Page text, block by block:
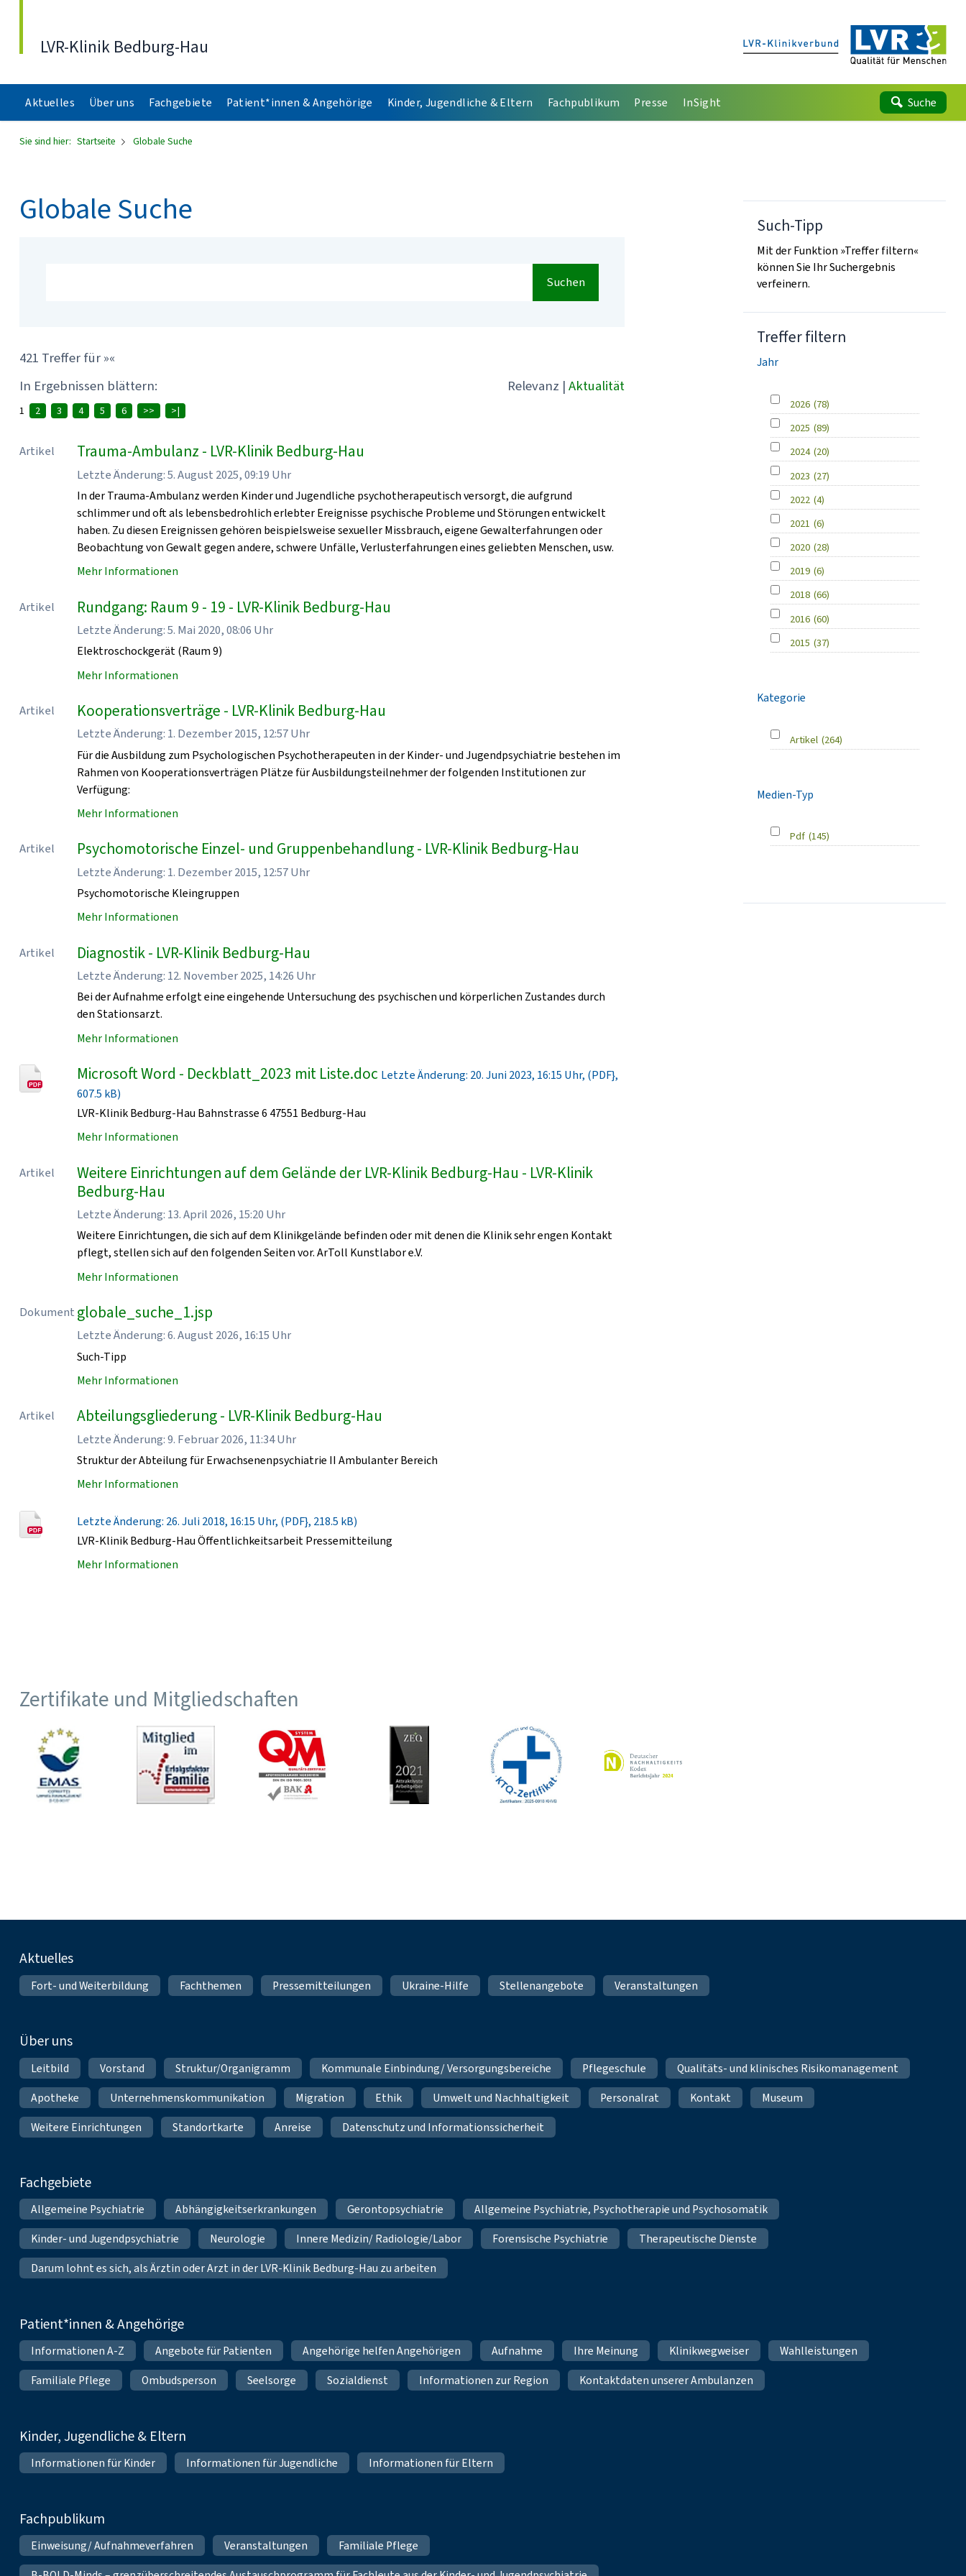
LVR-Klinik Bedburg-Hau
Aktuelles Über uns Fachgebiete Patient*innen & Angehörige Kinder, Jugendliche & Eltern Fachpublikum Presse InSight Suche
Sie sind hier: Startseite Globale Suche
Globale Suche
Suchen
421 Treffer für »«
In Ergebnissen blättern:
Relevanz | Aktualität
1 2 3 4 5 6 >> >|
Artikel Trauma-Ambulanz - LVR-Klinik Bedburg-Hau
Letzte Änderung: 5. August 2025, 09:19 Uhr
In der Trauma-Ambulanz werden Kinder und Jugendliche psychotherapeutisch versorgt, die aufgrund
schlimmer und oft als lebensbedrohlich erlebter Ereignisse psychische Probleme und Störungen entwickelt
haben. Zu diesen Ereignissen gehören beispielsweise sexueller Missbrauch, eigene Gewalterfahrungen oder
Beobachtung von Gewalt gegen andere, schwere Unfälle, Verlusterfahrungen eines geliebten Menschen, usw.
Mehr Informationen
Artikel Rundgang: Raum 9 - 19 - LVR-Klinik Bedburg-Hau
Letzte Änderung: 5. Mai 2020, 08:06 Uhr
Elektroschockgerät (Raum 9)
Mehr Informationen
Artikel Kooperationsverträge - LVR-Klinik Bedburg-Hau
Letzte Änderung: 1. Dezember 2015, 12:57 Uhr
Für die Ausbildung zum Psychologischen Psychotherapeuten in der Kinder- und Jugendpsychiatrie bestehen im
Rahmen von Kooperationsverträgen Plätze für Ausbildungsteilnehmer der folgenden Institutionen zur
Verfügung:
Mehr Informationen
Artikel Psychomotorische Einzel- und Gruppenbehandlung - LVR-Klinik Bedburg-Hau
Letzte Änderung: 1. Dezember 2015, 12:57 Uhr
Psychomotorische Kleingruppen
Mehr Informationen
Artikel Diagnostik - LVR-Klinik Bedburg-Hau
Letzte Änderung: 12. November 2025, 14:26 Uhr
Bei der Aufnahme erfolgt eine eingehende Untersuchung des psychischen und körperlichen Zustandes durch
den Stationsarzt.
Mehr Informationen
Microsoft Word - Deckblatt_2023 mit Liste.doc Letzte Änderung: 20. Juni 2023, 16:15 Uhr, (PDF},
607.5 kB)
LVR-Klinik Bedburg-Hau Bahnstrasse 6 47551 Bedburg-Hau
Mehr Informationen
Artikel
Weitere Einrichtungen auf dem Gelände der LVR-Klinik Bedburg-Hau - LVR-Klinik
Bedburg-Hau
Letzte Änderung: 13. April 2026, 15:20 Uhr
Weitere Einrichtungen, die sich auf dem Klinikgelände befinden oder mit denen die Klinik sehr engen Kontakt
pflegt, stellen sich auf den folgenden Seiten vor. ArToll Kunstlabor e.V.
Mehr Informationen
Dokument globale_suche_1.jsp
Letzte Änderung: 6. August 2026, 16:15 Uhr
Such-Tipp
Mehr Informationen
Artikel Abteilungsgliederung - LVR-Klinik Bedburg-Hau
Letzte Änderung: 9. Februar 2026, 11:34 Uhr
Struktur der Abteilung für Erwachsenenpsychiatrie II Ambulanter Bereich
Mehr Informationen
Letzte Änderung: 26. Juli 2018, 16:15 Uhr, (PDF}, 218.5 kB)
LVR-Klinik Bedburg-Hau Öffentlichkeitsarbeit Pressemitteilung
Mehr Informationen
Such-Tipp
Mit der Funktion »Treffer filtern«
können Sie Ihr Suchergebnis
verfeinern.
Treffer filtern
Jahr
2026 (78)
2025 (89)
2024 (20)
2023 (27)
2022 (4)
2021 (6)
2020 (28)
2019 (6)
2018 (66)
2016 (60)
2015 (37)
Kategorie
Artikel (264)
Medien-Typ
Pdf (145)
Zertifikate und Mitgliedschaften
Fußnavigation
Aktuelles
Fort- und Weiterbildung Fachthemen Pressemitteilungen Ukraine-Hilfe Stellenangebote Veranstaltungen
Über uns
Leitbild Vorstand Struktur/Organigramm Kommunale Einbindung/ Versorgungsbereiche Pflegeschule
Qualitäts- und klinisches Risikomanagement
Apotheke
Unternehmenskommunikation Migration Ethik Umwelt und Nachhaltigkeit Personalrat Kontakt
Museum
Weitere Einrichtungen
Standortkarte Anreise Datenschutz und Informationssicherheit
Fachgebiete
Allgemeine Psychiatrie Abhängigkeitserkrankungen Gerontopsychiatrie
Allgemeine Psychiatrie, Psychotherapie und Psychosomatik
Kinder- und Jugendpsychiatrie
Neurologie Innere Medizin/ Radiologie/Labor Forensische Psychiatrie
Therapeutische Dienste
Darum lohnt es sich, als Ärztin oder Arzt in der LVR-Klinik Bedburg-Hau zu arbeiten
Patient*innen & Angehörige
Informationen A-Z Angebote für Patienten Angehörige helfen Angehörigen Aufnahme Ihre Meinung Klinikwegweiser
Wahlleistungen
Familiale Pflege
Ombudsperson Seelsorge Sozialdienst Informationen zur Region Kontaktdaten unserer Ambulanzen
Kinder, Jugendliche & Eltern
Informationen für Kinder Informationen für Jugendliche Informationen für Eltern
Fachpublikum
Einweisung/ Aufnahmeverfahren Veranstaltungen
Familiale Pflege